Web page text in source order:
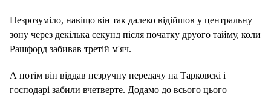
Незрозуміло, навіщо він так далеко відійшов у центральну
зону через декілька секунд після початку друого тайму, коли
Рашфорд забивав третій м'яч.
А потім він віддав незручну передачу на Тарковскі і
господарі забили вчетверте. Додамо до всього цього